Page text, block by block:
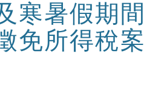
寒暑假期間
免所得稅案